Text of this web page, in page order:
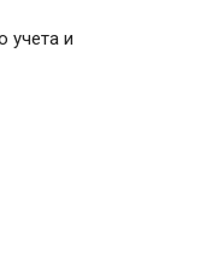
учета и